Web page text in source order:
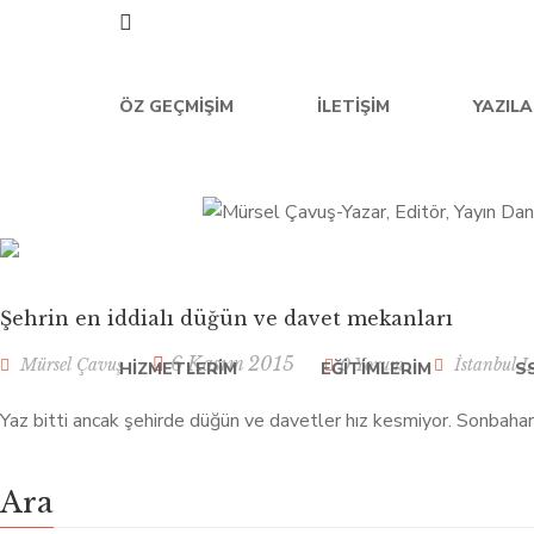
ÖZ GEÇMIŞIM İLETIŞIM
HIZMETLERIM EĞITIMLERIM
Şehrin en iddialı düğün ve davet mekanları
Mürsel Çavuş 6 Kasım 2015 0 Yorum İstanbul
Yaz bitti ancak şehirde düğün ve davetler hız kesmiyor.
Ara